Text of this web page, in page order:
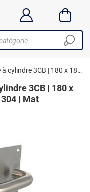
AMIG | Poignées sur plaque à cylindre 3CB | 180 x 180 mm | Acier inoxydable AISI 304 | Mat
3CB | 180 x
| Mat